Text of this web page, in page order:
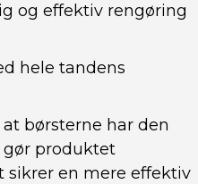
og effektiv rengøring
hele tandens
børsterne har den
gør produktet
sikrer en mere effektiv